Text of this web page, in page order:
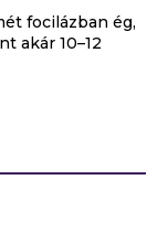
focilázban ég,
akár 10–12